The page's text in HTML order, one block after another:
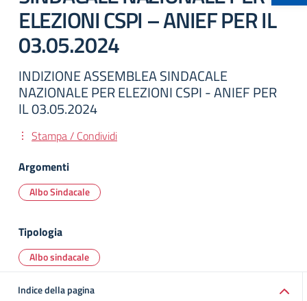
ELEZIONI CSPI – ANIEF PER IL
03.05.2024
INDIZIONE ASSEMBLEA SINDACALE
NAZIONALE PER ELEZIONI CSPI - ANIEF PER
IL 03.05.2024
Stampa / Condividi
Argomenti
Albo Sindacale
Tipologia
Albo sindacale
Indice della pagina